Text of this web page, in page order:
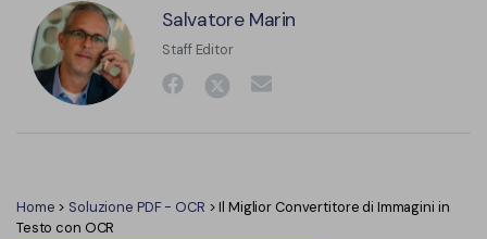
Salvatore Marin
Staff Editor
Home > Soluzione PDF - OCR > Il Miglior Convertitore di Immagini in
Testo con OCR